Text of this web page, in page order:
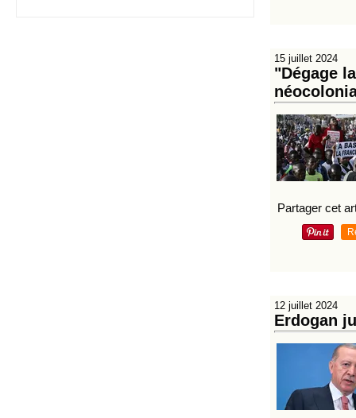
15 juillet 2024
"Dégage
Partager cet
12 juillet 2024
Erdogan